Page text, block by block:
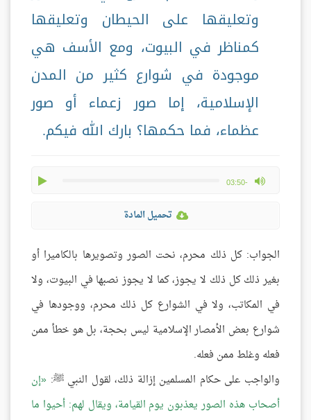
وتعليقها على الحيطان وتعليقها
كمناظر في البيوت، ومع الأسف هي
موجودة في شوارع كثير من المدن
الإسلامية، إما صور زعماء أو صور
عظماء، فما حكمها؟ بارك الله فيكم.
-03:50
max volume
تحميل المادة
الجواب: كل ذلك محرم، نحت الصور وتصويرها بالكاميرا أو
بغير ذلك كل ذلك لا يجوز، كما لا يجوز نصبها في البيوت، ولا
في المكاتب، ولا في الشوارع كل ذلك محرم، ووجودها في
شوارع بعض الأمصار الإسلامية ليس بحجة، بل هو خطأ ممن
فعله وغلط ممن فعله.
والواجب على حكام المسلمين إزالة ذلك، لقول النبي ﷺ: إن
أصحاب هذه الصور يعذبون يوم القيامة، ويقال لهم: أحيوا ما